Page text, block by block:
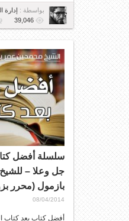
بواسطة : إدارة
39,046
سلسلة أفضل
جل وعلا –
بازمول (محرر
08/04/2014
أفضل كتاب بعد كتاب